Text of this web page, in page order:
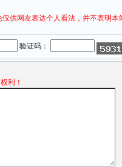
仅供网友表达个人看法，并不表明
验证码：
利！